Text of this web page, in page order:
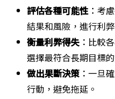
評估各種可能性：考
結果和風險，進行利弊
衡量利弊得失 ：比較
選擇最符合長期目標的
做出果斷決策：一旦
行動，避免拖延。